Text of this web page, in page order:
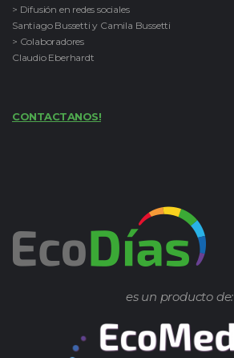
> Difusión en redes sociales
Santiago Bussetti y Camila Bussetti
> Colaboradores
Claudio Eberhardt
CONTACTANOS!
es un producto de: